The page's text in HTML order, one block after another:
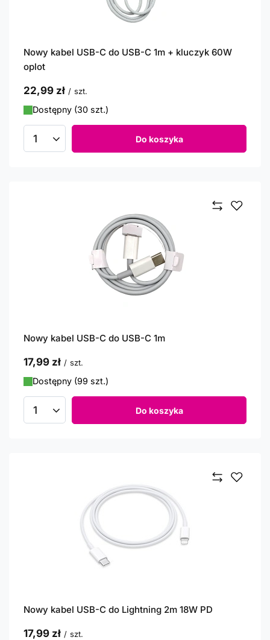
Nowy kabel USB-C do USB-C 1m + kluczyk 60W
oplot
22,99 zł / szt.
Dostępny (30 szt.)
Ilość produktów Do koszyka
Nowy kabel USB-C do USB-C 1m
17,99 zł / szt.
Dostępny (99 szt.)
Ilość produktów Do koszyka
Nowy kabel USB-C do Lightning 2m 18W PD
17,99 zł / szt.